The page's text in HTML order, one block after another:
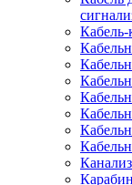
Кабель-